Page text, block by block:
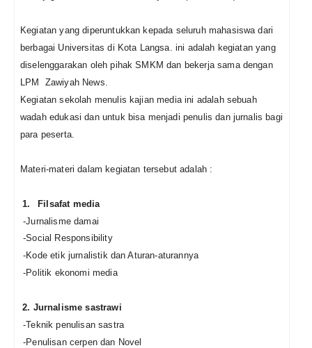
Kegiatan yang diperuntukkan kepada seluruh mahasiswa dari
berbagai Universitas di Kota Langsa. ini adalah kegiatan yang
diselenggarakan oleh pihak SMKM dan bekerja sama dengan
LPM Zawiyah News.
Kegiatan sekolah menulis kajian media ini adalah sebuah
wadah edukasi dan untuk bisa menjadi penulis dan jurnalis bagi
para peserta.
Materi-materi dalam kegiatan tersebut adalah :
1.
Filsafat media
-Jurnalisme damai
-Social Responsibility
-Kode etik jurnalistik dan Aturan-aturannya
-Politik ekonomi media
2. Jurnalisme sastrawi
-Teknik penulisan sastra
-Penulisan cerpen dan Novel